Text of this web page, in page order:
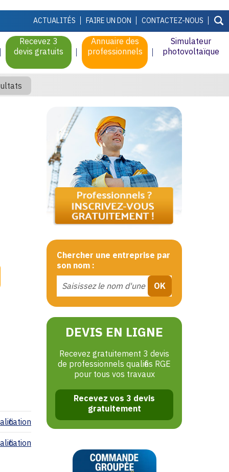
ACTUALITÉS FAIRE UN DON CONTACTEZ-NOUS
Recevez 3
devis gratuits
Annuaire des
professionnels
Simulateur
photovoltaïque
Chercher une entreprise par
son nom :
DEVIS EN LIGNE
Recevez gratuitement 3 devis
de professionnels qualifiés RGE
pour tous vos travaux
Recevez vos 3 devis
gratuitement